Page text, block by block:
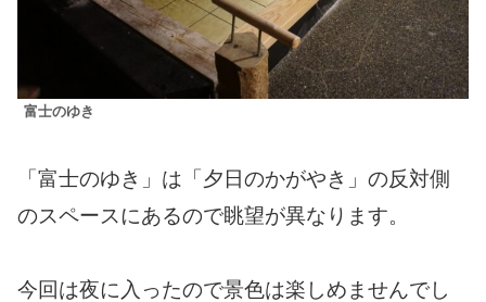
富士のゆき
「富士のゆき」は「夕日のかがやき」の反対側
のスペースにあるので眺望が異なります。
今回は夜に入ったので景色は楽しめませんでし